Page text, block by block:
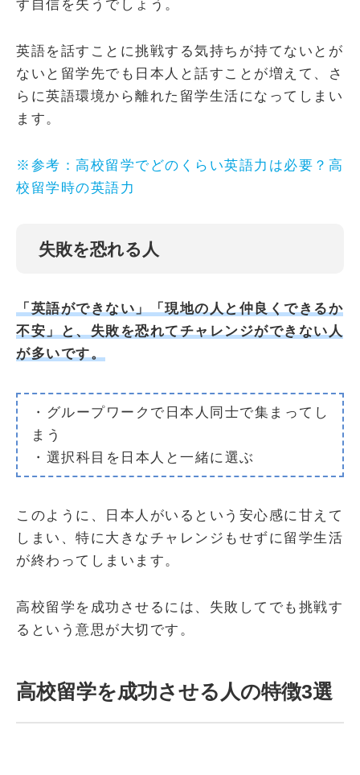
す自信を失うでしょう。
英語を話すことに挑戦する気持ちが持てないとが
ないと留学先でも日本人と話すことが増えて、さ
らに英語環境から離れた留学生活になってしまい
ます。
※参考：高校留学でどのくらい英語力は必要？高
校留学時の英語力
失敗を恐れる人
「英語ができない」「現地の人と仲良くできるか
不安」と、失敗を恐れてチャレンジができない人
が多いです。
・グループワークで日本人同士で集まってし
まう
・選択科目を日本人と一緒に選ぶ
このように、日本人がいるという安心感に甘えて
しまい、特に大きなチャレンジもせずに留学生活
が終わってしまいます。
高校留学を成功させるには、失敗してでも挑戦す
るという意思が大切です。
高校留学を成功させる人の特徴3選